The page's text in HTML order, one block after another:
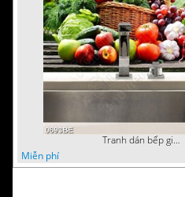
Tranh dán bếp giỏ trái cây tươi trong vườn nhà
Miễn phí